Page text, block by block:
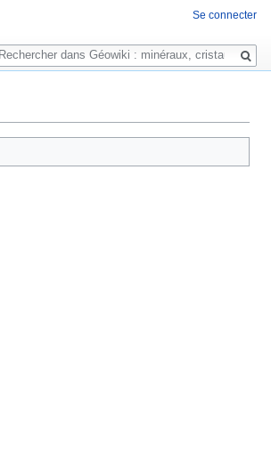
Se connecter